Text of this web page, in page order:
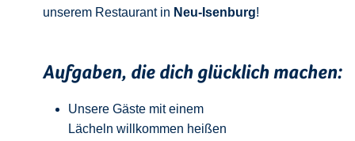
unserem Restaurant in Neu-Isenburg!
Aufgaben, die dich glücklich machen:
Unsere Gäste mit einem
Lächeln willkommen heißen